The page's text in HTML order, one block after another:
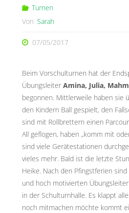
Turnen
Von Sarah
07/05/2017
Beim Vorschulturnen hat der
Übungsleiter Amina, Julia,
begonnen. Mittlerweile haben sie
den Kindern Ball gespielt, den
sind mit Rollbrettern einen
All geflogen, haben „komm mit
sind viele Gerätestationen
vieles mehr. Bald ist die letzte
Heike. Nach den Pfingstferien
und hoch motivierten
in der Schulturnhalle. Es klappt
noch mitmachen möchte kommt